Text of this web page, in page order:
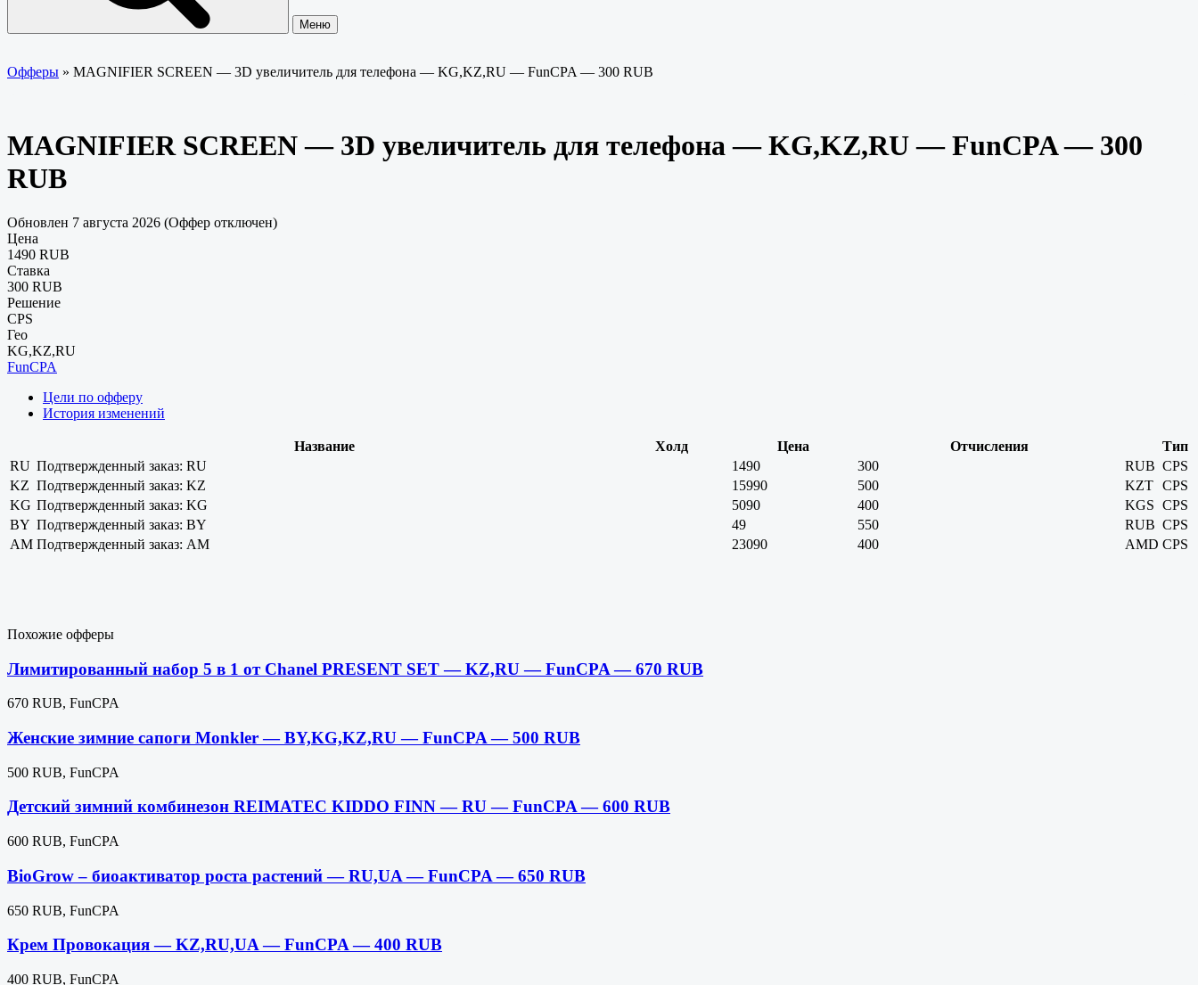
Меню
Офферы » MAGNIFIER SCREEN — 3D увеличитель для телефона — KG,KZ,RU — FunCPA — 300 RUB
MAGNIFIER SCREEN — 3D увеличитель для телефона — KG,KZ,RU — FunCPA — 300
RUB
Обновлен 7 августа 2026 (Оффер отключен)
Цена
1490 RUB
Ставка
300 RUB
Решение
CPS
Гео
KG,KZ,RU
FunCPA
Цели по офферу
История изменений
Название Холд Цена Отчисления
Тип
RU Подтвержденный заказ: RU 1490 300 RUB CPS
KZ Подтвержденный заказ: KZ 15990 500 KZT CPS
KG Подтвержденный заказ: KG 5090 400 KGS CPS
BY Подтвержденный заказ: BY 49 550 RUB CPS
AM Подтвержденный заказ: AM 23090 400 AMD CPS
Похожие офферы
Лимитированный набор 5 в 1 от Chanel PRESENT SET — KZ,RU — FunCPA — 670 RUB
670 RUB, FunCPA
Женские зимние сапоги Monkler — BY,KG,KZ,RU — FunCPA — 500 RUB
500 RUB, FunCPA
Детский зимний комбинезон REIMATEC KIDDO FINN — RU — FunCPA — 600 RUB
600 RUB, FunCPA
BioGrow – биоактиватор роста растений — RU,UA — FunCPA — 650 RUB
650 RUB, FunCPA
Крем Провокация — KZ,RU,UA — FunCPA — 400 RUB
400 RUB, FunCPA